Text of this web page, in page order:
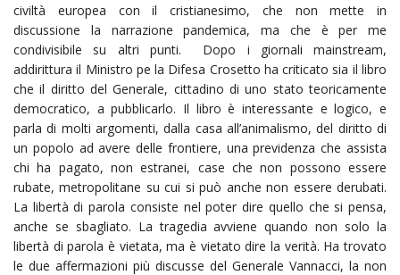
civiltà europea con il cristianesimo, che non mette in
discussione la narrazione pandemica, ma che è per me
condivisibile su altri punti. Dopo i giornali mainstream,
addirittura il Ministro pe la Difesa Crosetto ha criticato sia il libro
che il diritto del Generale, cittadino di uno stato teoricamente
democratico, a pubblicarlo. Il libro è interessante e logico, e
parla di molti argomenti, dalla casa all’animalismo, del diritto di
un popolo ad avere delle frontiere, una previdenza che assista
chi ha pagato, non estranei, case che non possono essere
rubate, metropolitane su cui si può anche non essere derubati.
La libertà di parola consiste nel poter dire quello che si pensa,
anche se sbagliato. La tragedia avviene quando non solo la
libertà di parola è vietata, ma è vietato dire la verità. Ha trovato
le due affermazioni più discusse del Generale Vannacci, la non